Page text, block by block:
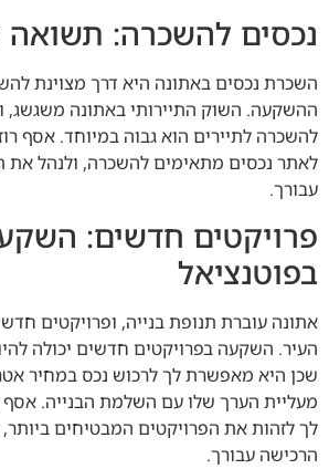
נכסים להשכרה: תשואה
השכרת נכסים באתונה היא דרך מצוינת
ההשקעה. השוק התיירותי באתונה משגשג,
להשכרה לתיירים הוא גבוה במיוחד. אסף
לאתר נכסים מתאימים להשכרה, ולנהל את
עבורך.
פרויקטים חדשים:
בפוטנציאל
אתונה עוברת תנופת בנייה, ופרויקטים
העיר. השקעה בפרויקטים חדשים יכולה
שכן היא מאפשרת לך לרכוש נכס במחיר
מעליית הערך שלו עם השלמת הבנייה. אסף
לך לזהות את הפרויקטים המבטיחים
הרכישה עבורך.